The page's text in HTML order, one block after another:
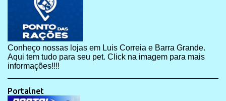
Conheço nossas lojas em Luis Correia e Barra Grande.
Aqui tem tudo para seu pet. Click na imagem para mais
informações!!!!
Portalnet